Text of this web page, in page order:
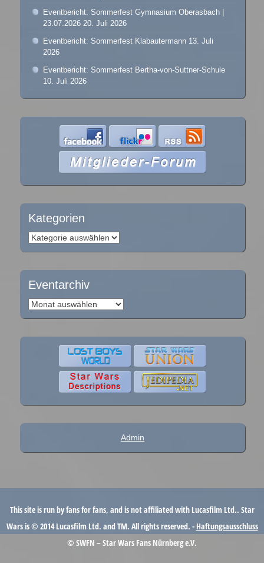
Eventbericht: Sommerfest Gymnasium Oberasbach |
23.07.2026 20. Juli 2026
Eventbericht: Sommerfest Klabautermann 13. Juli
2026
Eventbericht: Sommerfest Bertha-von-Suttner-Schule
10. Juli 2026
Kategorien
Kategorien
Eventarchiv
Eventarchiv
Admin
This site is run by fans for fans, and is not affiliated with Lucasfilm Ltd.. Star
Wars is © 2014 Lucasfilm Ltd. and TM. All rights reserved. - Haftungsausschluss
© SWFN – Star Wars Fans Nürnberg e.V.